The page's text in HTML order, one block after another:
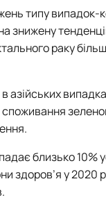
типу випадок-
знижену
раку
азійських
споживання
близько 10%
здоров’я у 2020